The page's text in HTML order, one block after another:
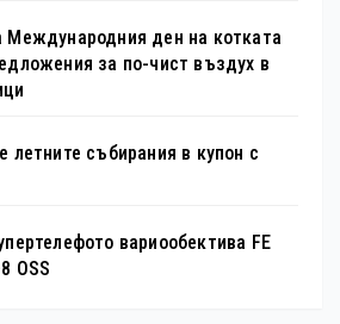
Международния ден на котката
за по-чист въздух в
летните събирания в купон с
вариообектива FE
OSS